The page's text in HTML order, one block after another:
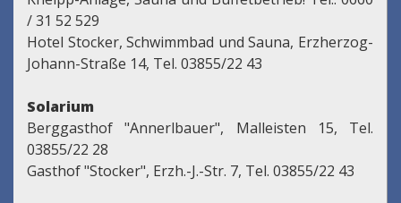
/ 31 52 529
Hotel Stocker, Schwimmbad und Sauna, Erzherzog-
Johann-Straße 14, Tel. 03855/22 43
Solarium
Berggasthof "Annerlbauer", Malleisten 15, Tel.
03855/22 28
Gasthof "Stocker", Erzh.-J.-Str. 7, Tel. 03855/22 43